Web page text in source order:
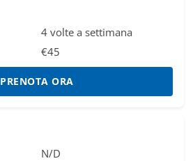
4 volte a settimana
€45
PRENOTA ORA
N/D